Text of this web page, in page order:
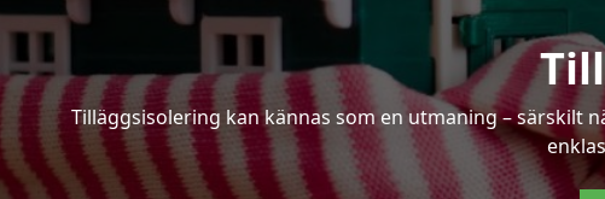
Tilläggsisolering kan kännas som en utmaning – särskilt